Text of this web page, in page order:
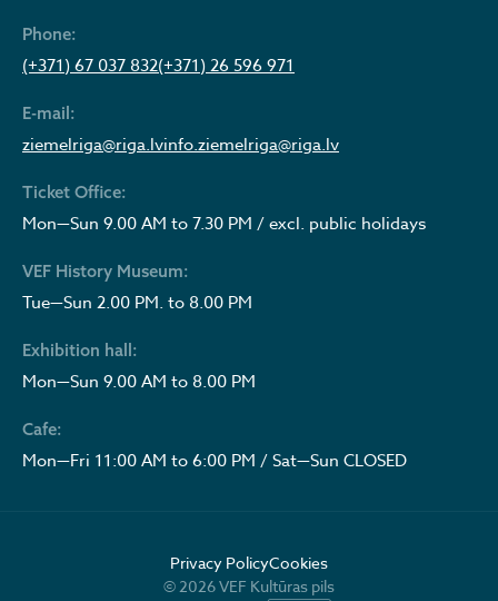
Phone:
(+371) 67 037 832(+371) 26 596 971
E-mail:
ziemelriga@riga.lvinfo.ziemelriga@riga.lv
Ticket Office:
Mon—Sun 9.00 AM to 7.30 PM / excl. public holidays
VEF History Museum:
Tue—Sun 2.00 PM. to 8.00 PM
Exhibition hall:
Mon—Sun 9.00 AM to 8.00 PM
Cafe:
Mon—Fri 11:00 AM to 6:00 PM / Sat—Sun CLOSED
Privacy PolicyCookies
© 2026 VEF Kultūras pils